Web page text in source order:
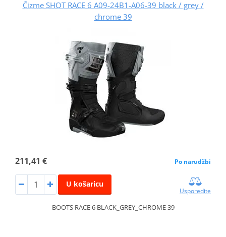
Čizme SHOT RACE 6 A09-24B1-A06-39 black / grey /
chrome 39
211,41 € Po narudžbi
U košaricu
Usporedite
BOOTS RACE 6 BLACK_GREY_CHROME 39